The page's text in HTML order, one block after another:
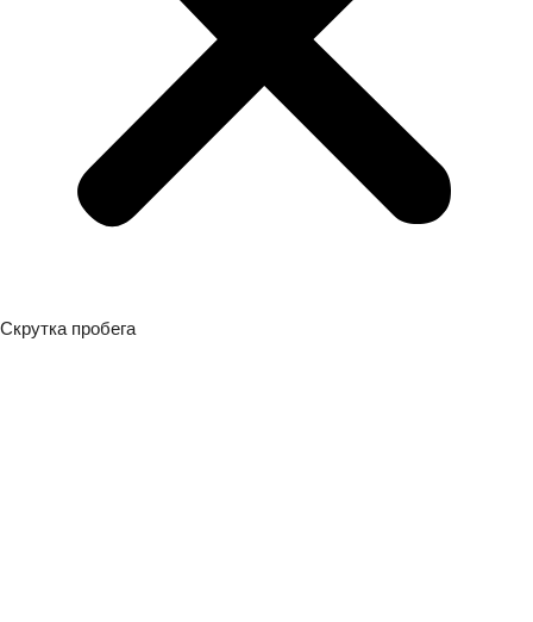
Скрутка пробега